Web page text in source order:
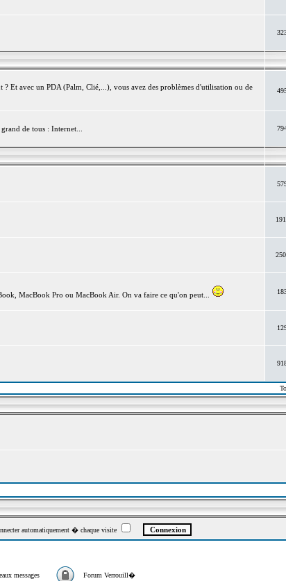
Et avec un PDA (Palm, Clié,...), vous avez des problèmes d'utilisation ou de
de tous : Internet...
MacBook Pro ou MacBook Air. On va faire ce qu'on peut...
automatiquement � chaque visite
messages Forum Verrouill�